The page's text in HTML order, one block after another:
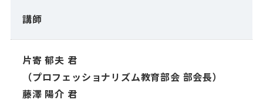
講師
片寄 郁夫 君
（プロフェッショナリズム教育部会 部会長）
藤澤 陽介 君